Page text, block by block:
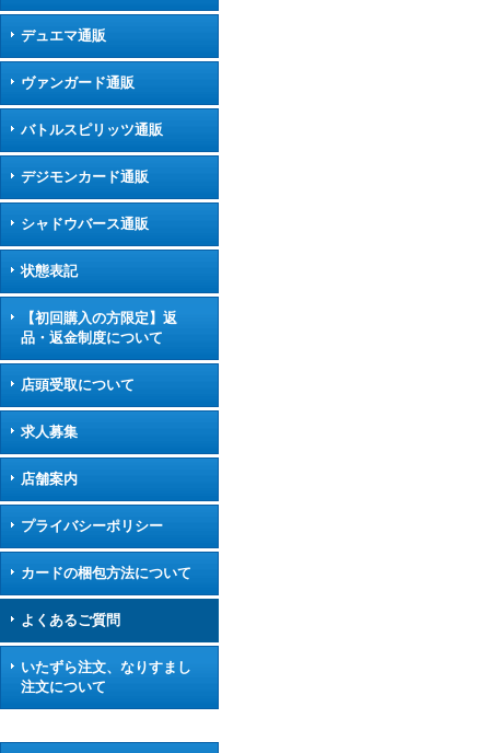
デュエマ通販
ヴァンガード通販
バトルスピリッツ通販
デジモンカード通販
シャドウバース通販
状態表記
【初回購入の方限定】返
品・返金制度について
店頭受取について
求人募集
店舗案内
プライバシーポリシー
カードの梱包方法について
よくあるご質問
いたずら注文、なりすまし
注文について